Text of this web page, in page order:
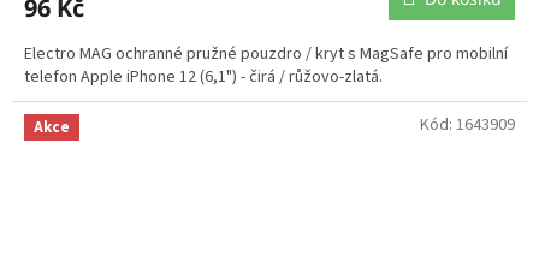
96 Kč
Electro MAG ochranné pružné pouzdro / kryt s MagSafe pro mobilní
telefon Apple iPhone 12 (6,1") - čirá / růžovo-zlatá.
Akce Kód: 1643909